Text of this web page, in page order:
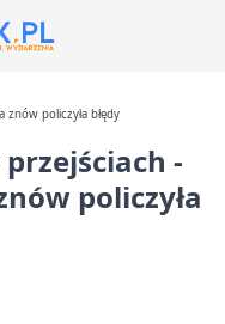
policzyła błędy
-
policzyła